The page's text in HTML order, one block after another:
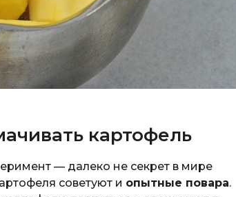
картофель
— далеко не секрет в мире
советуют и опытные повара.